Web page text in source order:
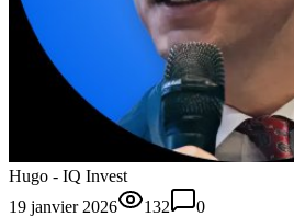
Hugo - IQ Invest
19 janvier 2026
132 0